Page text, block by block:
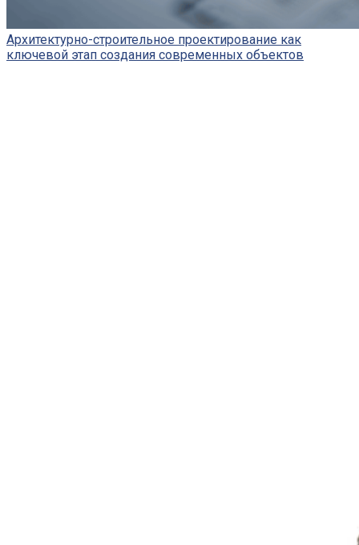
Архитектурно-строительное проектирование как
ключевой этап создания современных объектов